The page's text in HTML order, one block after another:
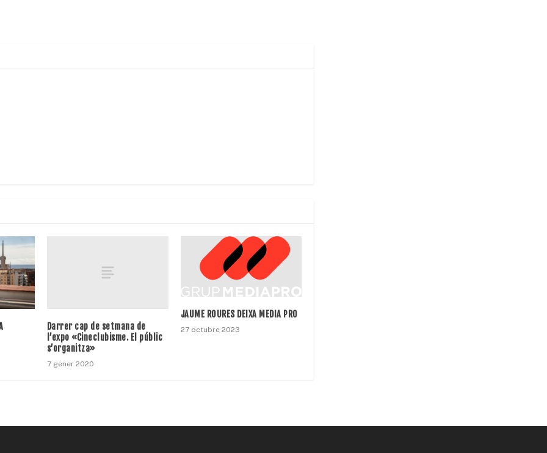
Darrer cap de setmana de
l’expo «Cineclubisme. El públic
s’organitza»
7 gener 2020
JAUME ROURES DEIXA MEDIA PRO
27 octubre 2023